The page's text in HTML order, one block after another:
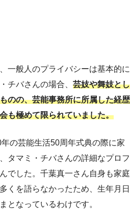
一般人のプライバシーは基本的に
チバさんの場合、 芸妓や舞妓とし
のの、芸能事務所に所属した経歴
も極めて限られていました。
の芸能生活50周年式典の際に家
タマミ・チバさんの詳細なプロフ
でした。千葉真一さん自身も家庭
くを語らなかったため、生年月日
となっているわけです。